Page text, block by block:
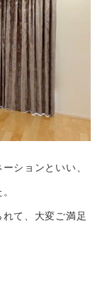
ションといい、
て、大変ご満足